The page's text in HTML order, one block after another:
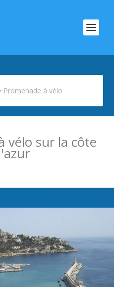
Promenade à vélo
vélo sur la côte